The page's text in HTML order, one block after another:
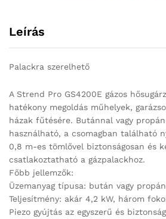
Leírás
Palackra szerelhető
A Strend Pro GS4200E gázos
hatékony megoldás műhelyek,
házak fűtésére. Butánnal vagy
használható, a csomagban található
0,8 m-es tömlővel biztonságosan és
csatlakoztatható a gázpalackhoz.
Főbb jellemzők:
Üzemanyag típusa: bután vagy
Teljesítmény: akár 4,2 kW, három
Piezo gyújtás az egyszerű és